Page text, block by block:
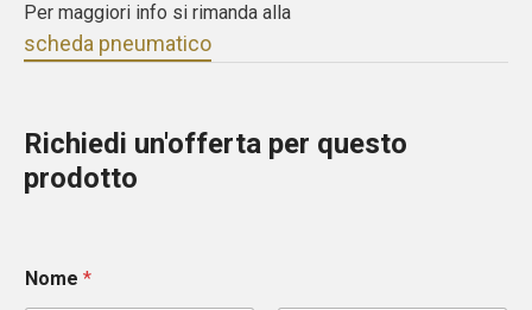
Per maggiori info si rimanda alla
scheda pneumatico
Richiedi un'offerta per questo
prodotto
Nome *